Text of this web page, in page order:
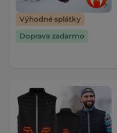
Výhodné splátky
Doprava zadarmo